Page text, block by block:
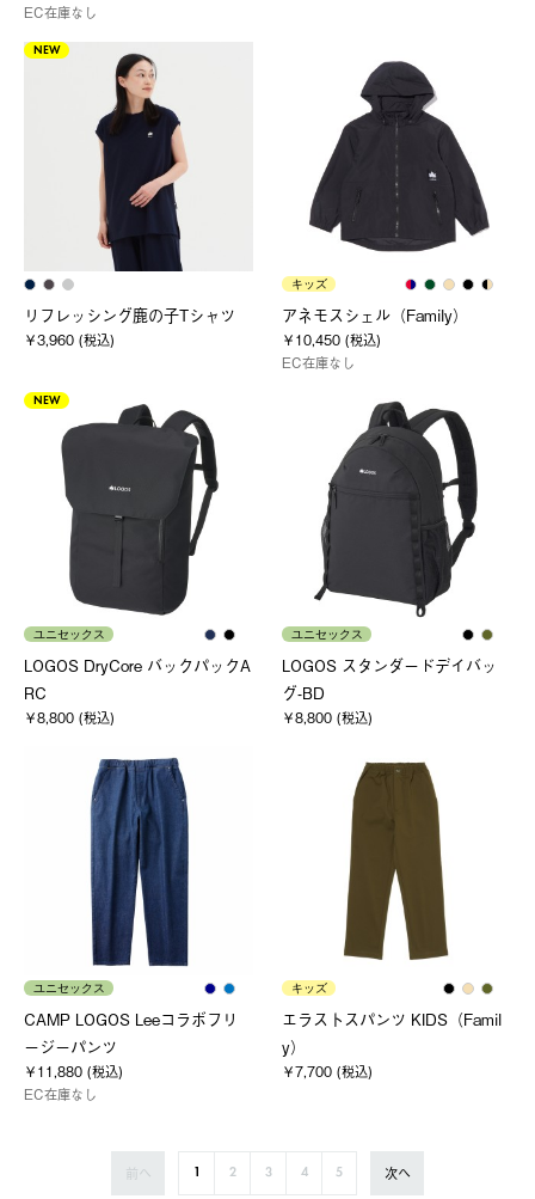
EC在庫なし
NEW
リフレッシング鹿の子Tシャツ
￥3,960 (税込)
キッズ
アネモスシェル（Family）
￥10,450 (税込)
EC在庫なし
NEW
ユニセックス
LOGOS DryCore バックパックA
RC
￥8,800 (税込)
ユニセックス
LOGOS スタンダードデイバッ
グ-BD
￥8,800 (税込)
ユニセックス
CAMP LOGOS Leeコラボフリ
ージーパンツ
￥11,880 (税込)
EC在庫なし
キッズ
エラストスパンツ KIDS（Famil
y）
￥7,700 (税込)
前へ 1 2 3 4 5 次へ